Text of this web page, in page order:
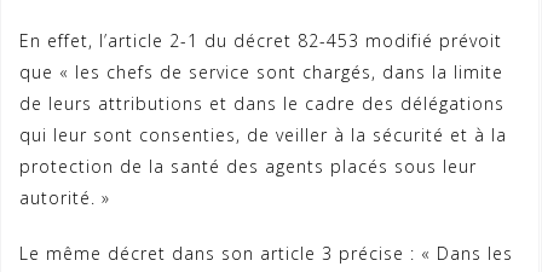
En effet, l’article 2-1 du décret 82-453 modifié prévoit
que « les chefs de service sont chargés, dans la limite
de leurs attributions et dans le cadre des délégations
qui leur sont consenties, de veiller à la sécurité et à la
protection de la santé des agents placés sous leur
autorité. »
Le même décret dans son article 3 précise : « Dans les